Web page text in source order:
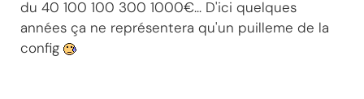
du 40 100 100 300 1000€... D'ici quelques
années ça ne représentera qu'un puilleme de la
config